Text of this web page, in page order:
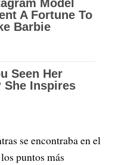
se encontraba en el
puntos más